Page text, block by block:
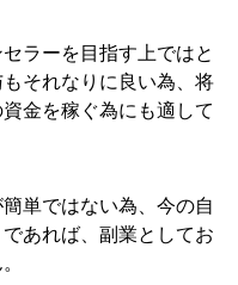
ラーを目指す上ではと
それなりに良い為、将
金を稼ぐ為にも適して
単ではない為、今の自
あれば、副業としてお